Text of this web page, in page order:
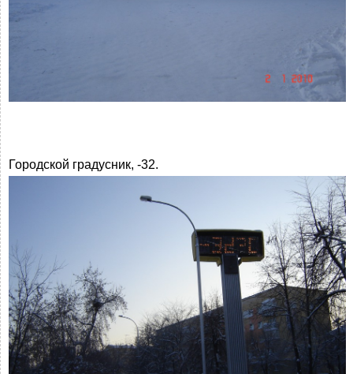
Городской градусник, -32.